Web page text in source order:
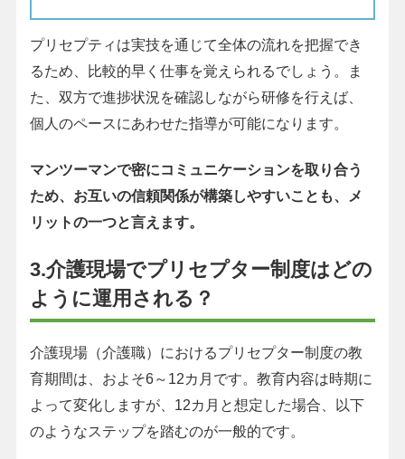
プリセプティは実技を通じて全体の流れを把握でき
るため、比較的早く仕事を覚えられるでしょう。ま
た、双方で進捗状況を確認しながら研修を行えば、
個人のペースにあわせた指導が可能になります。
マンツーマンで密にコミュニケーションを取り合う
ため、お互いの信頼関係が構築しやすいことも、メ
リットの一つと言えます。
3.介護現場でプリセプター制度はどの
ように運用される？
介護現場（介護職）におけるプリセプター制度の教
育期間は、およそ6～12カ月です。教育内容は時期に
よって変化しますが、12カ月と想定した場合、以下
のようなステップを踏むのが一般的です。